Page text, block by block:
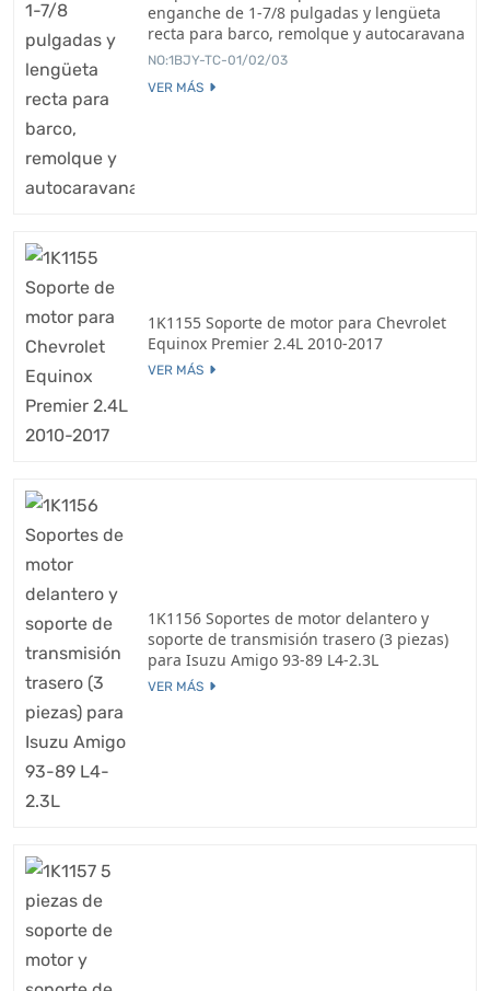
enganche de 1-7/8 pulgadas y lengüeta
recta para barco, remolque y autocaravana
NO:1BJY-TC-01/02/03
VER MÁS
1K1155 Soporte de motor para Chevrolet
Equinox Premier 2.4L 2010-2017
VER MÁS
1K1156 Soportes de motor delantero y
soporte de transmisión trasero (3 piezas)
para Isuzu Amigo 93-89 L4-2.3L
VER MÁS